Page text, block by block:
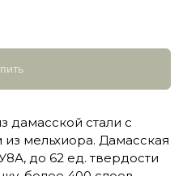
стали с
мельхиора. Дамасская
до 62 ед. твердости